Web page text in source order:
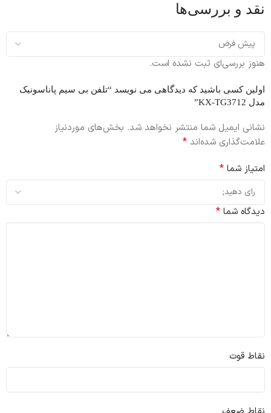
نقد و بررسی‌ها
هنوز بررسی‌ای ثبت نشده است.
اولین کسی باشید که دیدگاهی می نویسد “تلفن بی سیم پاناسونیک
مدل KX-TG3712”
نشانی ایمیل شما منتشر نخواهد شد. بخش‌های موردنیاز
علامت‌گذاری شده‌اند *
امتیاز شما *
دیدگاه شما *
نقاط قوت